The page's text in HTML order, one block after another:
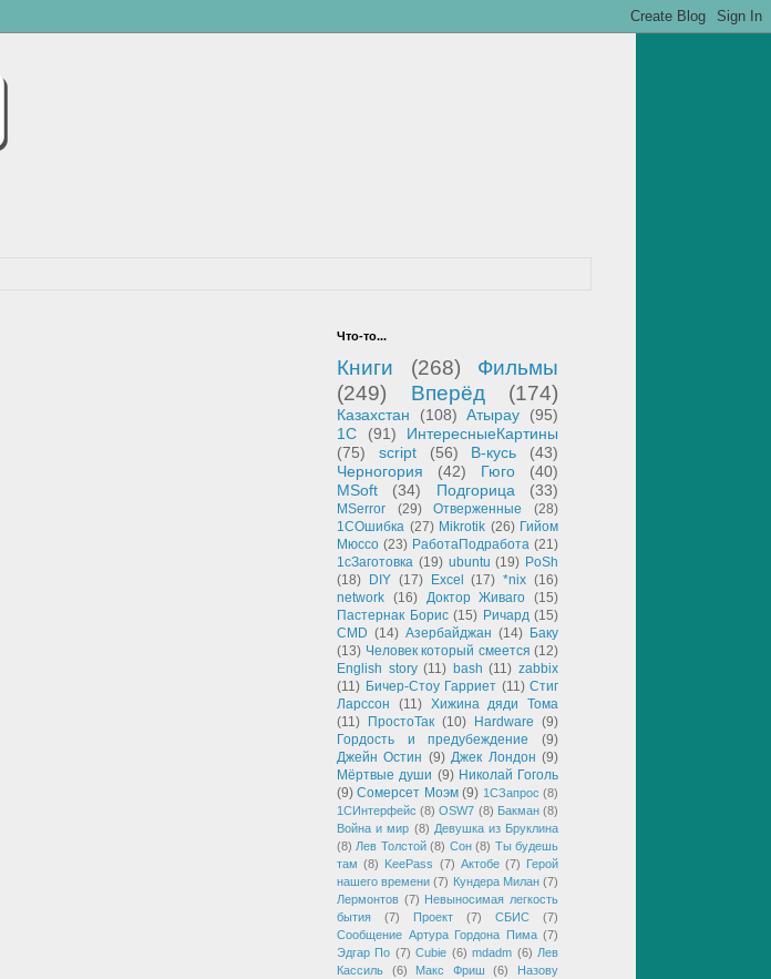
Что-то...
Книги (268)
Фильмы
(249)
Вперёд (174)
Казахстан (108) Атырау
(95)
1С
(91)
ИнтересныеКартины
(75)
script (56) В-кусь
(43)
Черногория
(42) Гюго
(40)
MSoft
(34) Подгорица (33)
MSerror (29) Отверженные
(28)
1СОшибка (27) Mikrotik (26) Гийом
Мюссо (23) РаботаПодработа (21)
1сЗаготовка (19) ubuntu (19) PoSh
(18)
DIY (17) Excel (17) *nix (16)
network (16) Доктор Живаго (15)
Пастернак Борис (15) Ричард (15)
CMD (14) Азербайджан (14) Баку
(13) Человек который смеется (12)
English story (11) bash (11) zabbix
(11) Бичер-Стоу Гарриет (11) Стиг
Ларссон
(11) Хижина дяди Тома
(11)
ПростоТак (10) Hardware (9)
Гордость и предубеждение
(9)
Джейн Остин (9) Джек Лондон (9)
Мёртвые души (9) Николай Гоголь
(9) Сомерсет Моэм (9) 1СЗапрос (8)
1СИнтерфейс (8) OSW7 (8) Бакман (8)
Война и мир (8) Девушка из Бруклина
(8) Лев Толстой (8) Сон (8) Ты будешь
там (8) KeePass (7) Актобе (7)
Герой
нашего времени (7) Кундера Милан (7)
Лермонтов (7) Невыносимая легкость
бытия
(7) Проект (7) СБИС
(7)
Сообщение Артура Гордона Пима (7)
Эдгар По (7) Cubie (6) mdadm (6) Лев
Кассиль
(6) Макс Фриш (6)
Назову